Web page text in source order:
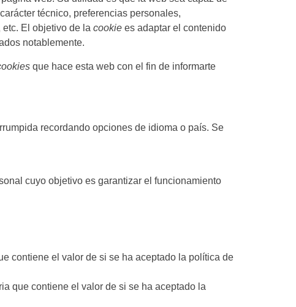
técnico, preferencias personales,
El objetivo de la cookie es adaptar el contenido
notablemente.
que hace esta web con el fin de informarte
recordando opciones de idioma o país. Se
cuyo objetivo es garantizar el funcionamiento
contiene el valor de si se ha aceptado la política de
que contiene el valor de si se ha aceptado la